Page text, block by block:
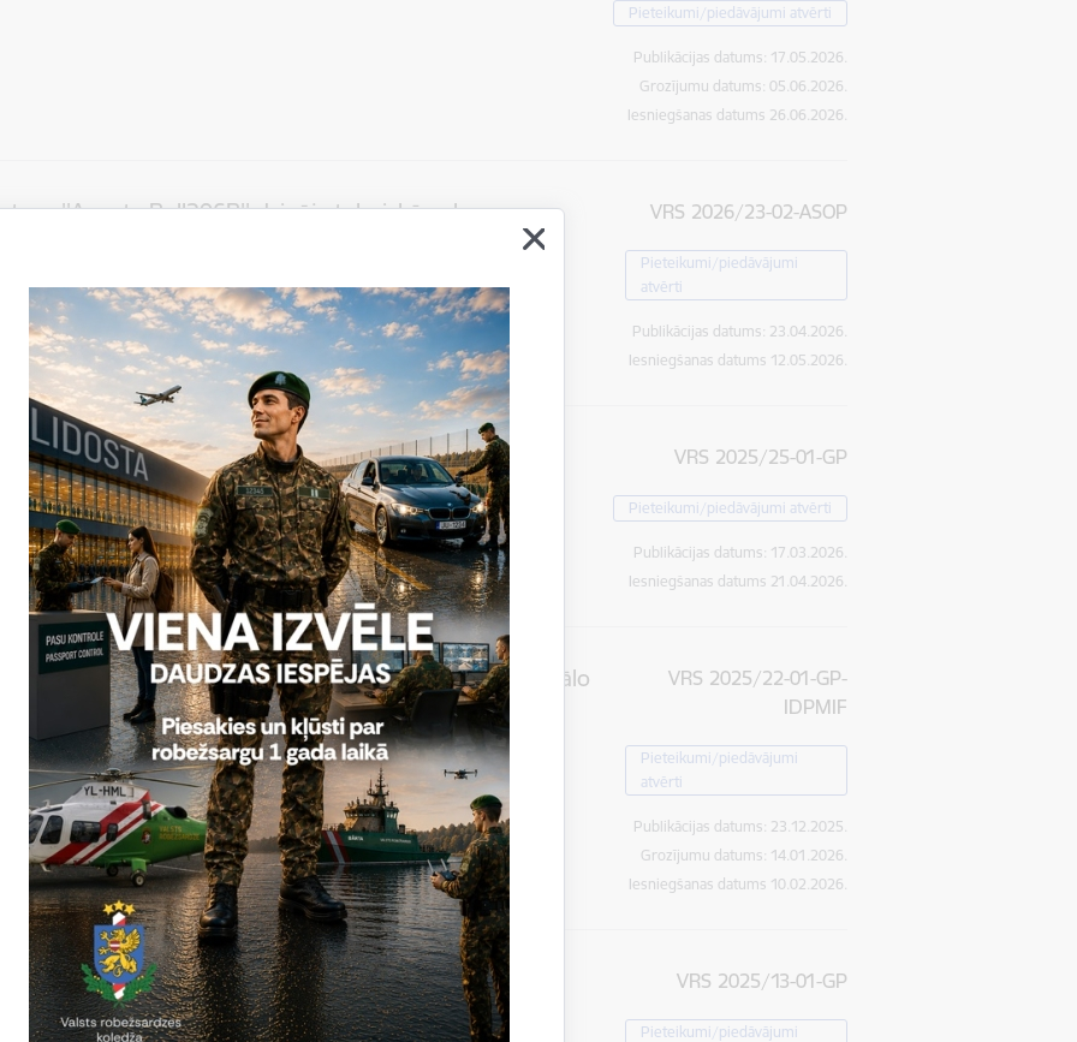
Pieteikumi/piedāvājumi atvērti
Publikācijas datums: 17.05.2026.
Grozījumu datums: 05.06.2026.
Iesniegšanas datums 26.06.2026.
''Agusta Bell206B'' dzinēja tehniskā apkope un
(4 gadi)
līgumcena 500000
VRS 2026/23-02-ASOP
Pieteikumi/piedāvājumi
atvērti
Publikācijas datums: 23.04.2026.
Iesniegšanas datums 12.05.2026.
sistēmu remonts (4 gadi)
līgumcena 82644.63
VRS 2025/25-01-GP
Pieteikumi/piedāvājumi atvērti
Publikācijas datums: 17.03.2026.
Iesniegšanas datums 21.04.2026.
izšķirtspējas foto spektrālo skeneru un video spektrālo
iegāde
VRS 2025/22-01-GP-
IDPMIF
Pieteikumi/piedāvājumi
atvērti
Publikācijas datums: 23.12.2025.
Grozījumu datums: 14.01.2026.
Iesniegšanas datums 10.02.2026.
elektroniskās informācijas sistēmas (REIS)
(4 gadus)
VRS 2025/13-01-GP
Pieteikumi/piedāvājumi